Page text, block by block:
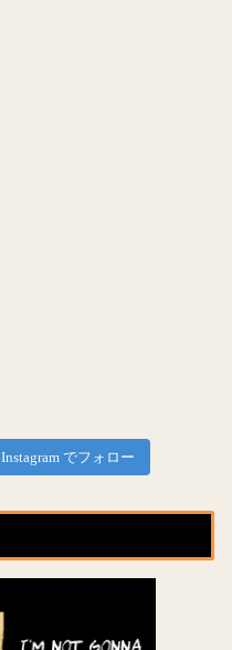
Instagram でフォロー